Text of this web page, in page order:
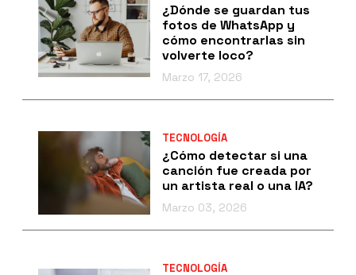
¿Dónde se guardan tus
fotos de WhatsApp y
cómo encontrarlas sin
volverte loco?
Marzo 17, 2026
TECNOLOGÍA
¿Cómo detectar si una
canción fue creada por
un artista real o una IA?
Marzo 03, 2026
TECNOLOGÍA